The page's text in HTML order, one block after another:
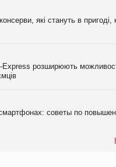
які стануть в пригоді,
Express розширюють
советы по